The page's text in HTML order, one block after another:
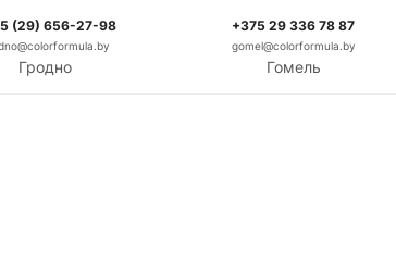
(29) 656-27-98
Гродно
+375 29 336 78 87
gomel@colorformula.by
Гомель